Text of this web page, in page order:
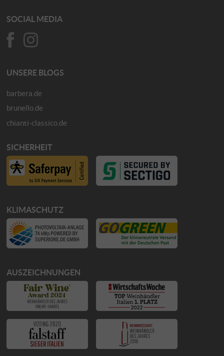
SOCIAL MEDIA
UNSERE BLOGS
barbera.de
brunello.de
chianti-classico.de
SICHERHEIT
KLIMASCHUTZ
AUSZEICHNUNGEN